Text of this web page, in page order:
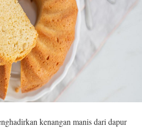
kenangan manis dari dapur